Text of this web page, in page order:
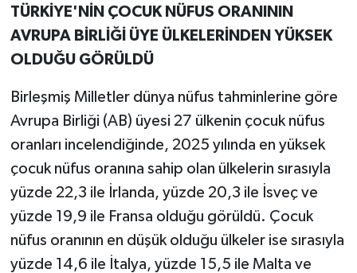
TÜRKİYE'NİN ÇOCUK NÜFUS ORANININ
AVRUPA BİRLİĞİ ÜYE ÜLKELERİNDEN YÜKSEK
OLDUĞU GÖRÜLDÜ
Birleşmiş Milletler dünya nüfus tahminlerine göre
Avrupa Birliği (AB) üyesi 27 ülkenin çocuk nüfus
oranları incelendiğinde, 2025 yılında en yüksek
çocuk nüfus oranına sahip olan ülkelerin sırasıyla
yüzde 22,3 ile İrlanda, yüzde 20,3 ile İsveç ve
yüzde 19,9 ile Fransa olduğu görüldü. Çocuk
nüfus oranının en düşük olduğu ülkeler ise sırasıyla
yüzde 14,6 ile İtalya, yüzde 15,5 ile Malta ve